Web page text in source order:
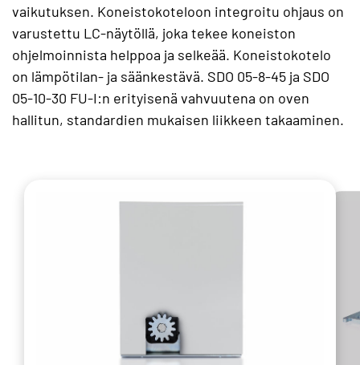
vaikutuksen. Koneistokoteloon integroitu ohjaus on
varustettu LC-näytöllä, joka tekee koneiston
ohjelmoinnista helppoa ja selkeää. Koneistokotelo
on lämpötilan- ja säänkestävä. SDO 05-8-45 ja SDO
05-10-30 FU-I:n erityisenä vahvuutena on oven
hallitun, standardien mukaisen liikkeen takaaminen.